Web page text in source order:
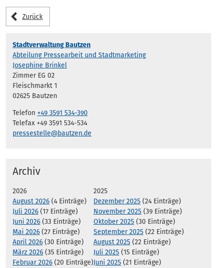
Zurück
Stadtverwaltung Bautzen
Abteilung Pressearbeit und Stadtmarketing
Josephine Brinkel
Zimmer EG 02
Fleischmarkt 1
02625 Bautzen
Telefon +49 3591 534-390
Telefax +49 3591 534-534
pressestelle@bautzen.de
Archiv
2026
August 2026 (4 Einträge)
Juli 2026 (17 Einträge)
Juni 2026 (33 Einträge)
Mai 2026 (27 Einträge)
April 2026 (30 Einträge)
März 2026 (35 Einträge)
Februar 2026 (20 Einträge)
2025
Dezember 2025 (24 Einträge)
November 2025 (39 Einträge)
Oktober 2025 (30 Einträge)
September 2025 (22 Einträge)
August 2025 (22 Einträge)
Juli 2025 (15 Einträge)
Juni 2025 (21 Einträge)